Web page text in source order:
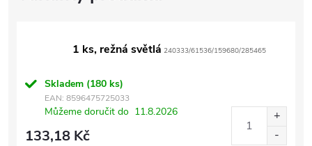
1 ks, režná světlá 240333/61536/159680/285465
Skladem (180 ks)
EAN: 8596475725033
Můžeme doručit do 11.8.2026
133,18 Kč